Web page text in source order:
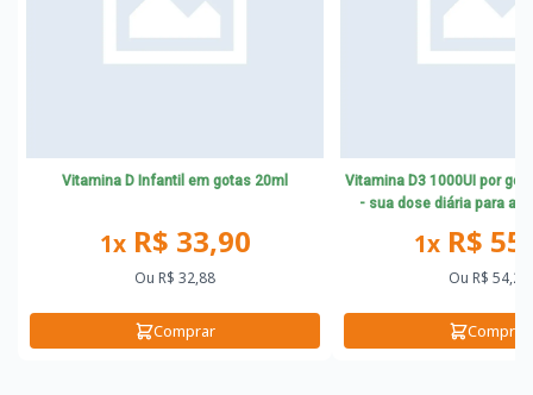
Vitamina D Infantil em gotas 20ml
1xR$ 33,90
Ou R$ 32,88
Comprar
Vitamina D3 1000UI por
- sua dose diária para a
1xR$
Ou R$ 54,22
Comprar